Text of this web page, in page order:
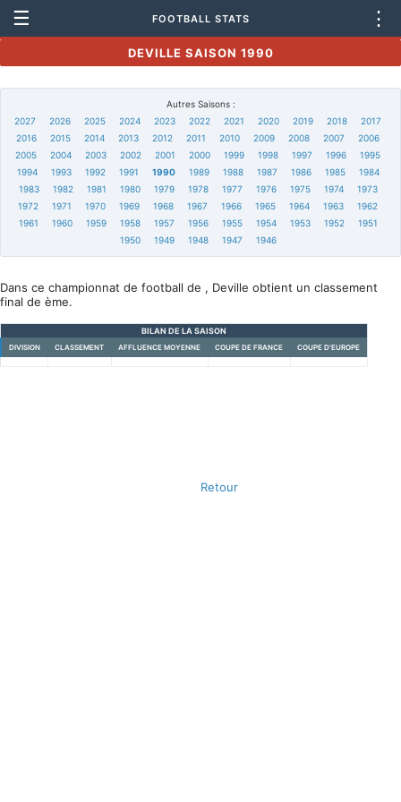
☰ FOOTBALL STATS ⋮
DEVILLE SAISON 1990
Autres Saisons :
2027
2026 2025 2024 2023 2022 2021 2020 2019 2018
2017
2016
2015 2014 2013 2012 2011 2010 2009 2008 2007
2006
2005
2004 2003 2002 2001 2000 1999 1998 1997 1996
1995
1994
1993 1992 1991 1990 1989 1988 1987 1986 1985
1984
1983
1982 1981 1980 1979 1978 1977 1976 1975 1974
1973
1972
1971 1970 1969 1968 1967 1966 1965 1964 1963
1962
1961
1960 1959 1958 1957 1956 1955 1954 1953 1952
1951
1950
1949 1948 1947 1946
Dans ce championnat de football de , Deville obtient un classement
final de ème.
BILAN DE LA SAISON
DIVISION CLASSEMENT AFFLUENCE MOYENNE COUPE DE FRANCE COUPE D'EUROPE
Retour